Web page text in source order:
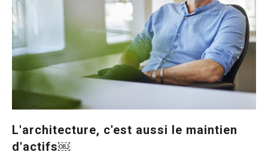
L'architecture, c'est aussi le maintien
d'actifs￼